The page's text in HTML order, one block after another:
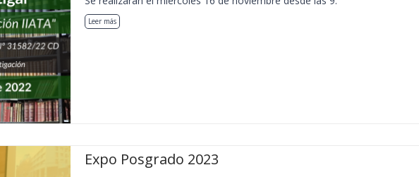
Leer más
Expo Posgrado 2023